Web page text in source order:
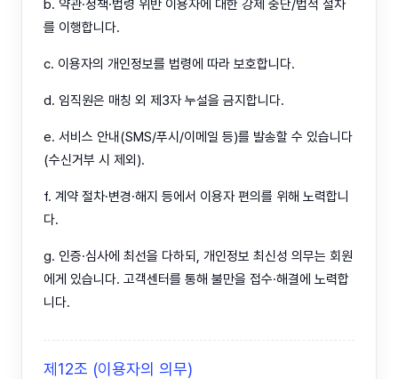
b. 약관·정책·법령 위반 이용자에 대한 강제 중단/법적 절차
를 이행합니다.
c. 이용자의 개인정보를 법령에 따라 보호합니다.
d. 임직원은 매칭 외 제3자 누설을 금지합니다.
e. 서비스 안내(SMS/푸시/이메일 등)를 발송할 수 있습니다
(수신거부 시 제외).
f. 계약 절차·변경·해지 등에서 이용자 편의를 위해 노력합니
다.
g. 인증·심사에 최선을 다하되, 개인정보 최신성 의무는 회원
에게 있습니다. 고객센터를 통해 불만을 접수·해결에 노력합
니다.
제12조 (이용자의 의무)